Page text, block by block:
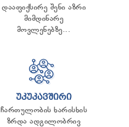
დააფიქსირე შენი აზრი
მიმდინარე
მოვლენებზე...
ᲣᲙᲣᲙᲐᲕᲨᲘᲠᲘ
ჩართულობის ხარისხის
ზრდა ადგილობრივ